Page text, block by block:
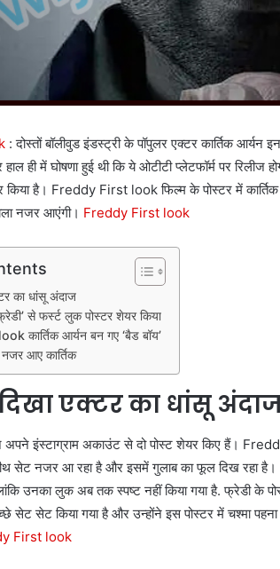
: दोस्तों बॉलीवुड इंडस्ट्री के पॉपुलर एक्टर कार्तिक आर्यन
ही में घोषणा हुई थी कि ये ओटीटी प्लेटफॉर्म पर
है। Freddy First look फिल्म के पोस्टर में
नजर आएंगी। Freddy First look
का धांसू अंदाज
से फर्स्ट लुक पोस्टर शेयर किया
कार्तिक आर्यन बन गए ‘बैड बॉय’
आए कार्तिक
एक्टर का धांसू
ने अपने इंस्टाग्राम अकाउंट से दो पोस्ट शेयर किए हैं।
सेट नजर आ रहा है और इसमें गुलाब का फूल दिख रहा
उनका लुक अब तक स्पष्ट नहीं किया गया है.
सेट सेट किया गया है और उन्होंने इस पोस्टर में चश्मा
First look